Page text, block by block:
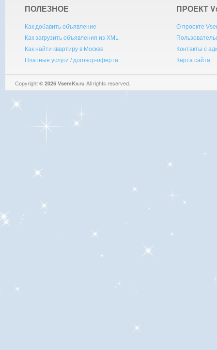
ПОЛЕЗНОЕ
Как добавить объявление
Как загрузить объявления из XML
Как найти квартиру в Москве
Платные услуги / договор-оферта
ПРОЕКТ V
О проекте
Контакты с
Карта сайта
Copyright © 2026 VsemKv.ru All rights reserved.